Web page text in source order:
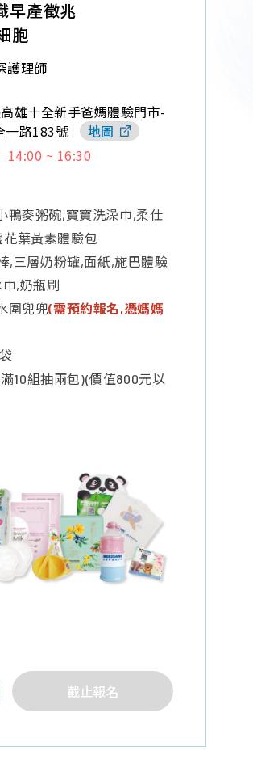
早產徵兆
胞
護理師
雄十全新手爸媽體驗門市-
一路183號
地圖
14:00 ~ 16:30
鴨麥粥碗,寶寶洗澡巾,柔仕
葉黃素體驗包
,三層奶粉罐,面紙,施巴體驗
,奶瓶刷
圍兜兜(需預約報名,憑媽媽
10組抽兩包)(價值800元以
截止報名